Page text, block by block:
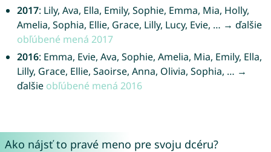
2017: Lily, Ava, Ella, Emily, Sophie, Emma, Mia, Holly,
Amelia, Sophia, Ellie, Grace, Lilly, Lucy, Evie, … → ďalšie
obľúbené mená 2017
2016: Emma, Evie, Ava, Sophie, Amelia, Mia, Emily, Ella,
Lilly, Grace, Ellie, Saoirse, Anna, Olivia, Sophia, … →
ďalšie obľúbené mená 2016
Ako nájsť to pravé meno pre svoju dcéru?